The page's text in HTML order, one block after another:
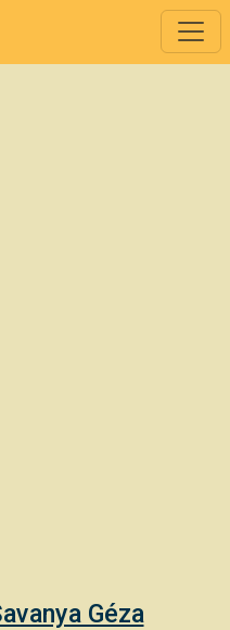
Géza